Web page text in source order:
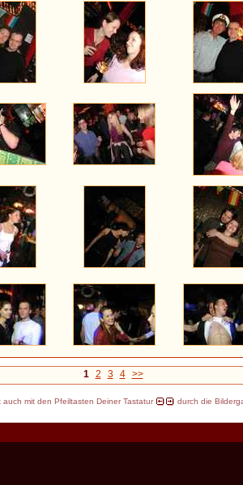
1 2 3 4 >>
mit den Pfeiltasten Deiner Tastatur durch die